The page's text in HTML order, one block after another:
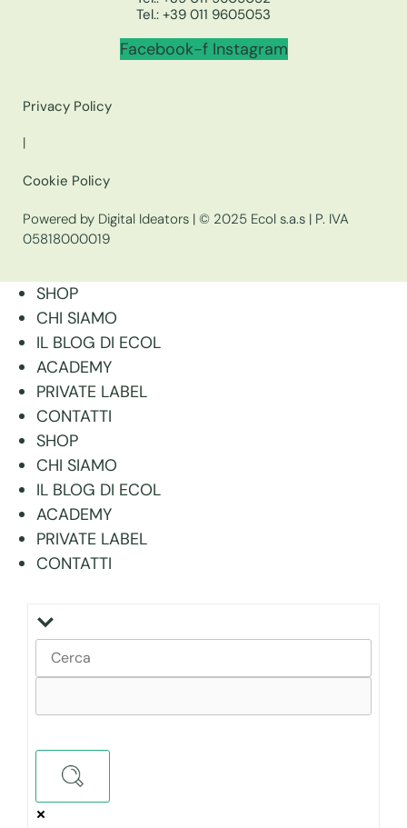
Tel.: +39 011 9605053
Facebook-f Instagram
Privacy Policy
|
Cookie Policy
Powered by Digital Ideators | © 2025 Ecol s.a.s | P. IVA
05818000019
SHOP
CHI SIAMO
IL BLOG DI ECOL
ACADEMY
PRIVATE LABEL
CONTATTI
SHOP
CHI SIAMO
IL BLOG DI ECOL
ACADEMY
PRIVATE LABEL
CONTATTI